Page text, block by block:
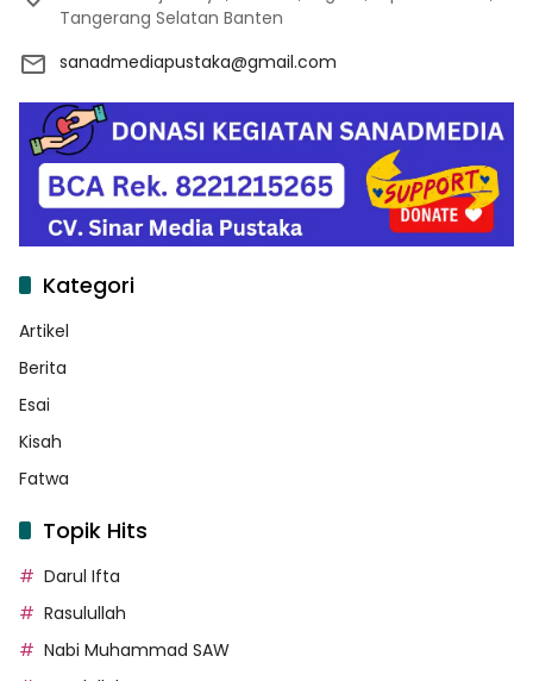
Tangerang Selatan Banten
sanadmediapustaka@gmail.com
Kategori
Artikel
Berita
Esai
Kisah
Fatwa
Topik Hits
Darul Ifta
Rasulullah
Nabi Muhammad SAW